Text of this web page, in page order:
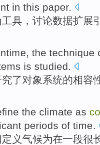
in this paper.
具 ， 讨论数据扩展
, the technique
is studied.
了对象 系统的相容
the climate as
periods of time.
定义气候为在一段很